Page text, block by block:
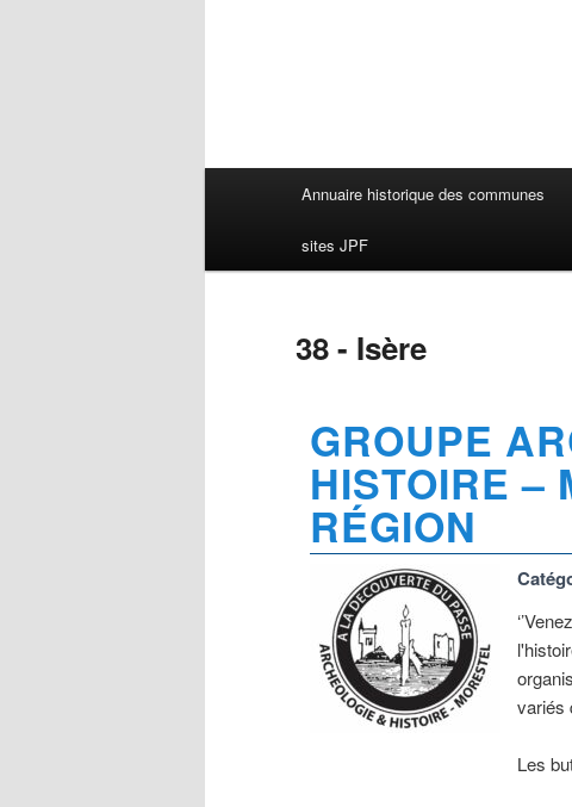
Annuaire historique des communes
sites JPF
38 - Isère
GROUPE
HISTOIRE –
RÉGION
variés
Les